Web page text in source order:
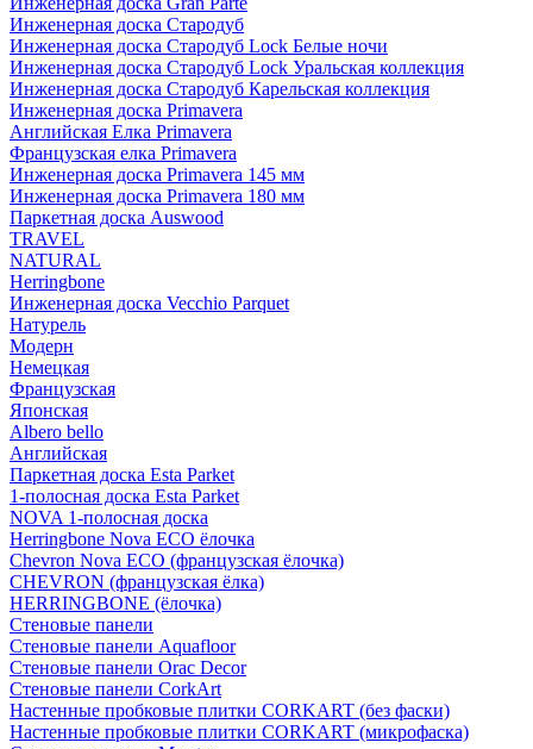
Инженерная доска Стародуб
Инженерная доска Стародуб Lock Белые ночи
Инженерная доска Стародуб Lock Уральская коллекция
Инженерная доска Стародуб Карельская коллекция
Инженерная доска Primavera
Английская Елка Primavera
Французская елка Primavera
Инженерная доска Primavera 145 мм
Инженерная доска Primavera 180 мм
Паркетная доска Auswood
TRAVEL
NATURAL
Herringbone
Инженерная доска Vecchio Parquet
Натурель
Модерн
Немецкая
Французская
Японская
Albero bello
Английская
Паркетная доска Esta Parket
1-полосная доска Esta Parket
NOVA 1-полосная доска
Herringbone Nova ECO ёлочка
Chevron Nova ECO (французская ёлочка)
CHEVRON (французская ёлка)
HERRINGBONE (ёлочка)
Стеновые панели
Стеновые панели Aquafloor
Стеновые панели Orac Decor
Стеновые панели CorkArt
Настенные пробковые плитки CORKART (без фаски)
Настенные пробковые плитки CORKART (микрофаска)